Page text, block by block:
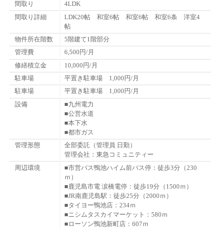
間取り
4LDK
間取り詳細
LDK20帖 和室6帖 和室6帖 和室6条 洋室4
帖
物件所在階数
5階建て1階部分
管理費
6,500円/月
修繕積立金
10,000円/月
駐車場
平置き駐車場 1,000円/月
駐車場
平置き駐車場 1,000円/月
設備
■九州電力
■公営水道
■本下水
■都市ガス
管理形態
全部委託（管理員 日勤）
管理会社：東急コミュニティー
周辺環境
■市営バス鴨池ハイム前バス停：徒歩3分（230
ｍ）
■鹿児島市電 涙橋電停：徒歩19分（1500ｍ）
■JR南鹿児島駅：徒歩25分（2000ｍ）
■タイヨー鴨池店：234ｍ
■ニシムタスカイマーケット：580ｍ
■ローソン鴨池新町店：607ｍ